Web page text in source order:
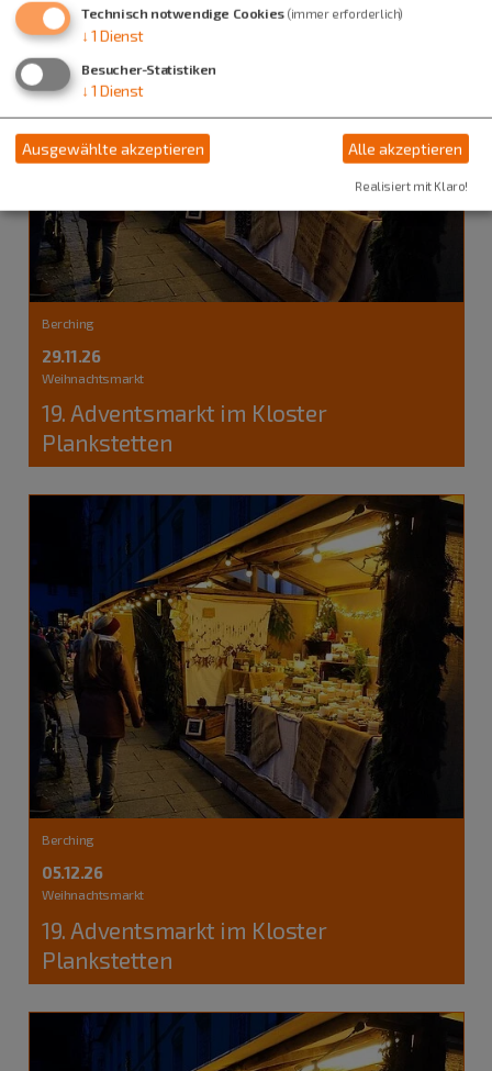
Berching
29.11.26
Weihnachtsmarkt
19. Adventsmarkt im Kloster
Plankstetten
Berching
05.12.26
Weihnachtsmarkt
19. Adventsmarkt im Kloster
Plankstetten
Technisch notwendige Cookies (immer erforderlich)
↓ 1 Dienst
Besucher-Statistiken
↓ 1 Dienst
Ausgewählte akzeptieren Alle akzeptieren
Realisiert mit Klaro!